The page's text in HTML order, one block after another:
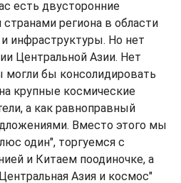
есть двусторонние
региона в области
инфраструктуры. Но нет
Центральной Азии. Нет
бы консолидировать
крупные космические
а как равноправный
Вместо этого мы
один", торгуемся с
и Китаем поодиночке, а
Азия и космос"